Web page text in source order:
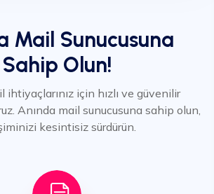
Tam Uyumluluk
Mail Sunucusuna
Sahip Olun!
ihtiyaçlarınız için hızlı ve güvenilir
Anında mail sunucusuna sahip olun,
kesintisiz sürdürün.